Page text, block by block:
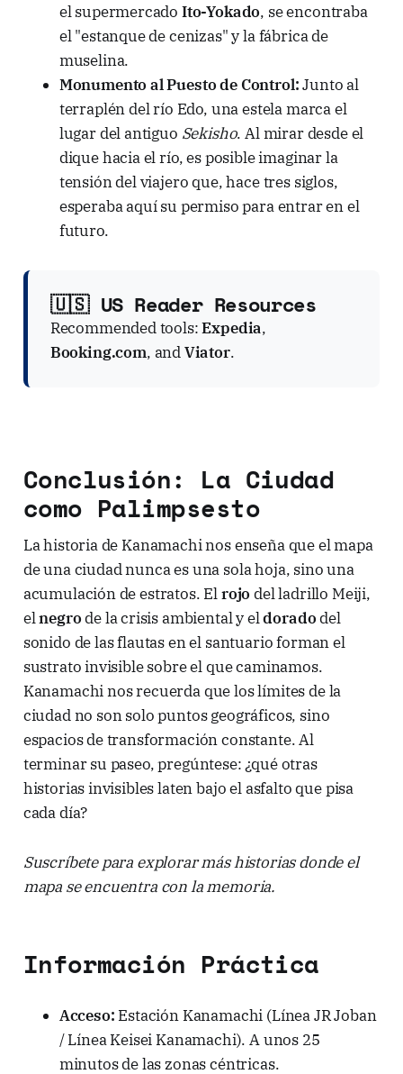
el supermercado Ito-Yokado, se encontraba
el "estanque de cenizas" y la fábrica de
muselina.
Monumento al Puesto de Control:Junto al
terraplén del río Edo, una estela marca el
lugar del antiguo Sekisho. Al mirar desde el
dique hacia el río, es posible imaginar la
tensión del viajero que, hace tres siglos,
esperaba aquí su permiso para entrar en el
futuro.
🇺🇸 US Reader Resources
Recommended tools:Expedia,
Booking.com, andViator.
Conclusión: La Ciudad
como Palimpsesto
La historia de Kanamachi nos enseña que el mapa
de una ciudad nunca es una sola hoja, sino una
acumulación de estratos. Elrojo del ladrillo Meiji,
elnegrode la crisis ambiental y eldoradodel
sonido de las flautas en el santuario forman el
sustrato invisible sobre el que caminamos.
Kanamachi nos recuerda que los límites de la
ciudad no son solo puntos geográficos, sino
espacios de transformación constante. Al
terminar su paseo, pregúntese: ¿qué otras
historias invisibles laten bajo el asfalto que pisa
cada día?
Suscríbete para explorar más historias donde el
mapa se encuentra con la memoria.
Información Práctica
Acceso: Estación Kanamachi (Línea JR Joban
/ Línea Keisei Kanamachi). A unos 25
minutos de las zonas céntricas.